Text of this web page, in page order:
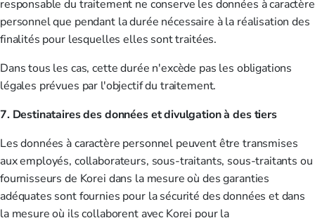
responsable du traitement ne conserve les données à caractère
personnel que pendant la durée nécessaire à la réalisation des
finalités pour lesquelles elles sont traitées.
Dans tous les cas, cette durée n'excède pas les obligations
légales prévues par l'objectif du traitement.
7. Destinataires des données et divulgation à des tiers
Les données à caractère personnel peuvent être transmises
aux employés, collaborateurs, sous-traitants, sous-traitants ou
fournisseurs de Korei dans la mesure où des garanties
adéquates sont fournies pour la sécurité des données et dans
la mesure où ils collaborent avec Korei pour la